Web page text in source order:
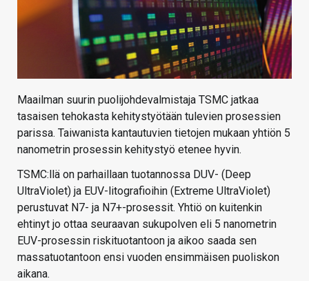
Maailman suurin puolijohdevalmistaja TSMC jatkaa
tasaisen tehokasta kehitystyötään tulevien prosessien
parissa. Taiwanista kantautuvien tietojen mukaan yhtiön 5
nanometrin prosessin kehitystyö etenee hyvin.
TSMC:llä on parhaillaan tuotannossa DUV- (Deep
UltraViolet) ja EUV-litografioihin (Extreme UltraViolet)
perustuvat N7- ja N7+-prosessit. Yhtiö on kuitenkin
ehtinyt jo ottaa seuraavan sukupolven eli 5 nanometrin
EUV-prosessin riskituotantoon ja aikoo saada sen
massatuotantoon ensi vuoden ensimmäisen puoliskon
aikana.